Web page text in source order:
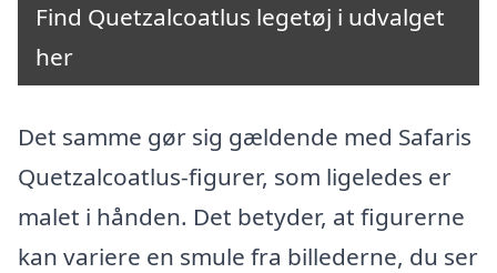
Find Quetzalcoatlus legetøj i udvalget
her
Det samme gør sig gældende med Safaris
Quetzalcoatlus-figurer, som ligeledes er
malet i hånden. Det betyder, at figurerne
kan variere en smule fra billederne, du ser